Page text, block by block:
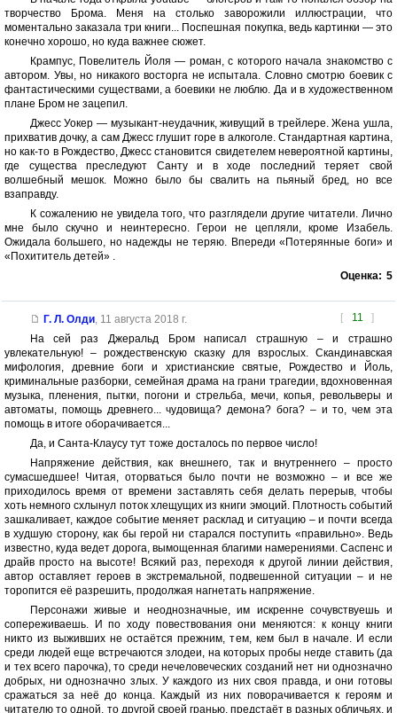
творчество Брома. Меня на столько заворожили иллюстрации, что
моментально заказала три книги... Поспешная покупка, ведь картинки — это
конечно хорошо, но куда важнее сюжет.
Крампус, Повелитель Йоля — роман, с которого начала знакомство с
автором. Увы, но никакого восторга не испытала. Словно смотрю боевик с
фантастическими существами, а боевики не люблю. Да и в художественном
плане Бром не зацепил.
Джесс Уокер — музыкант-неудачник, живущий в трейлере. Жена ушла,
прихватив дочку, а сам Джесс глушит горе в алкоголе. Стандартная картина,
но как-то в Рождество, Джесс становится свидетелем невероятной картины,
где существа преследуют Санту и в ходе последний теряет свой
волшебный мешок. Можно было бы свалить на пьяный бред, но все
взаправду.
К сожалению не увидела того, что разглядели другие читатели. Лично
мне было скучно и неинтересно. Герои не цепляли, кроме Изабель.
Ожидала большего, но надежды не теряю. Впереди «Потерянные боги» и
«Похититель детей» .
Оценка: 5
[ 11 ]
Г. Л. Олди, 11 августа 2018 г.
На сей раз Джеральд Бром написал страшную – и страшно
увлекательную! – рождественскую сказку для взрослых. Скандинавская
мифология, древние боги и христианские святые, Рождество и Йоль,
криминальные разборки, семейная драма на грани трагедии, вдохновенная
музыка, пленения, пытки, погони и стрельба, мечи, копья, револьверы и
автоматы, помощь древнего... чудовища? демона? бога? – и то, чем эта
помощь в итоге оборачивается...
Да, и Санта-Клаусу тут тоже досталось по первое число!
Напряжение действия, как внешнего, так и внутреннего – просто
сумасшедшее! Читая, оторваться было почти не возможно – и все же
приходилось время от времени заставлять себя делать перерыв, чтобы
хоть немного схлынул поток хлещущих из книги эмоций. Плотность событий
зашкаливает, каждое событие меняет расклад и ситуацию – и почти всегда
в худшую сторону, как бы герой ни старался поступить «правильно». Ведь
известно, куда ведет дорога, вымощенная благими намерениями. Саспенс и
драйв просто на высоте! Всякий раз, переходя к другой линии действия,
автор оставляет героев в экстремальной, подвешенной ситуации – и не
торопится её разрешить, продолжая нагнетать напряжение.
Персонажи живые и неоднозначные, им искренне сочувствуешь и
сопереживаешь. И по ходу повествования они меняются: к концу книги
никто из выживших не остаётся прежним, тем, кем был в начале. И если
среди людей еще встречаются злодеи, на которых пробы негде ставить (да
и тех всего парочка), то среди нечеловеческих созданий нет ни однозначно
добрых, ни однозначно злых. У каждого из них своя правда, и они готовы
сражаться за неё до конца. Каждый из них поворачивается к героям и
читателю то одной, то другой своей гранью, предстаёт в разных обличьях, и